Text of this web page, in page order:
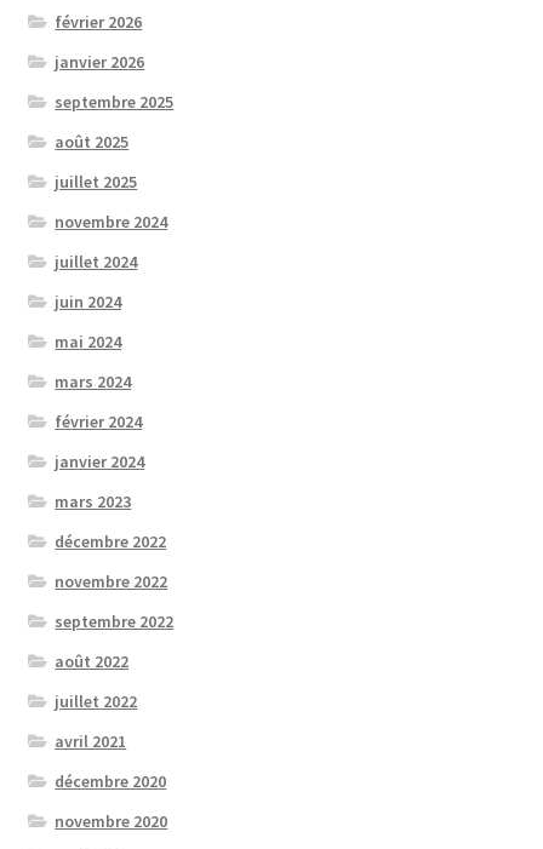
février 2026
janvier 2026
septembre 2025
août 2025
juillet 2025
novembre 2024
juillet 2024
juin 2024
mai 2024
mars 2024
février 2024
janvier 2024
mars 2023
décembre 2022
novembre 2022
septembre 2022
août 2022
juillet 2022
avril 2021
décembre 2020
novembre 2020